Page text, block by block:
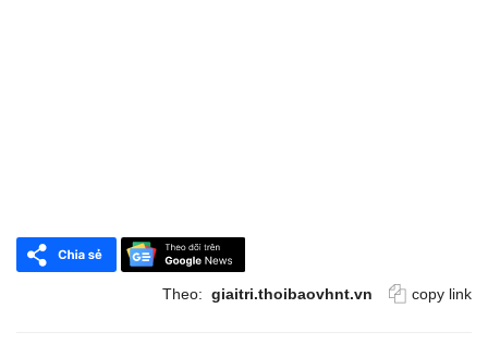
Theo: giaitri.thoibaovhnt.vn copy link